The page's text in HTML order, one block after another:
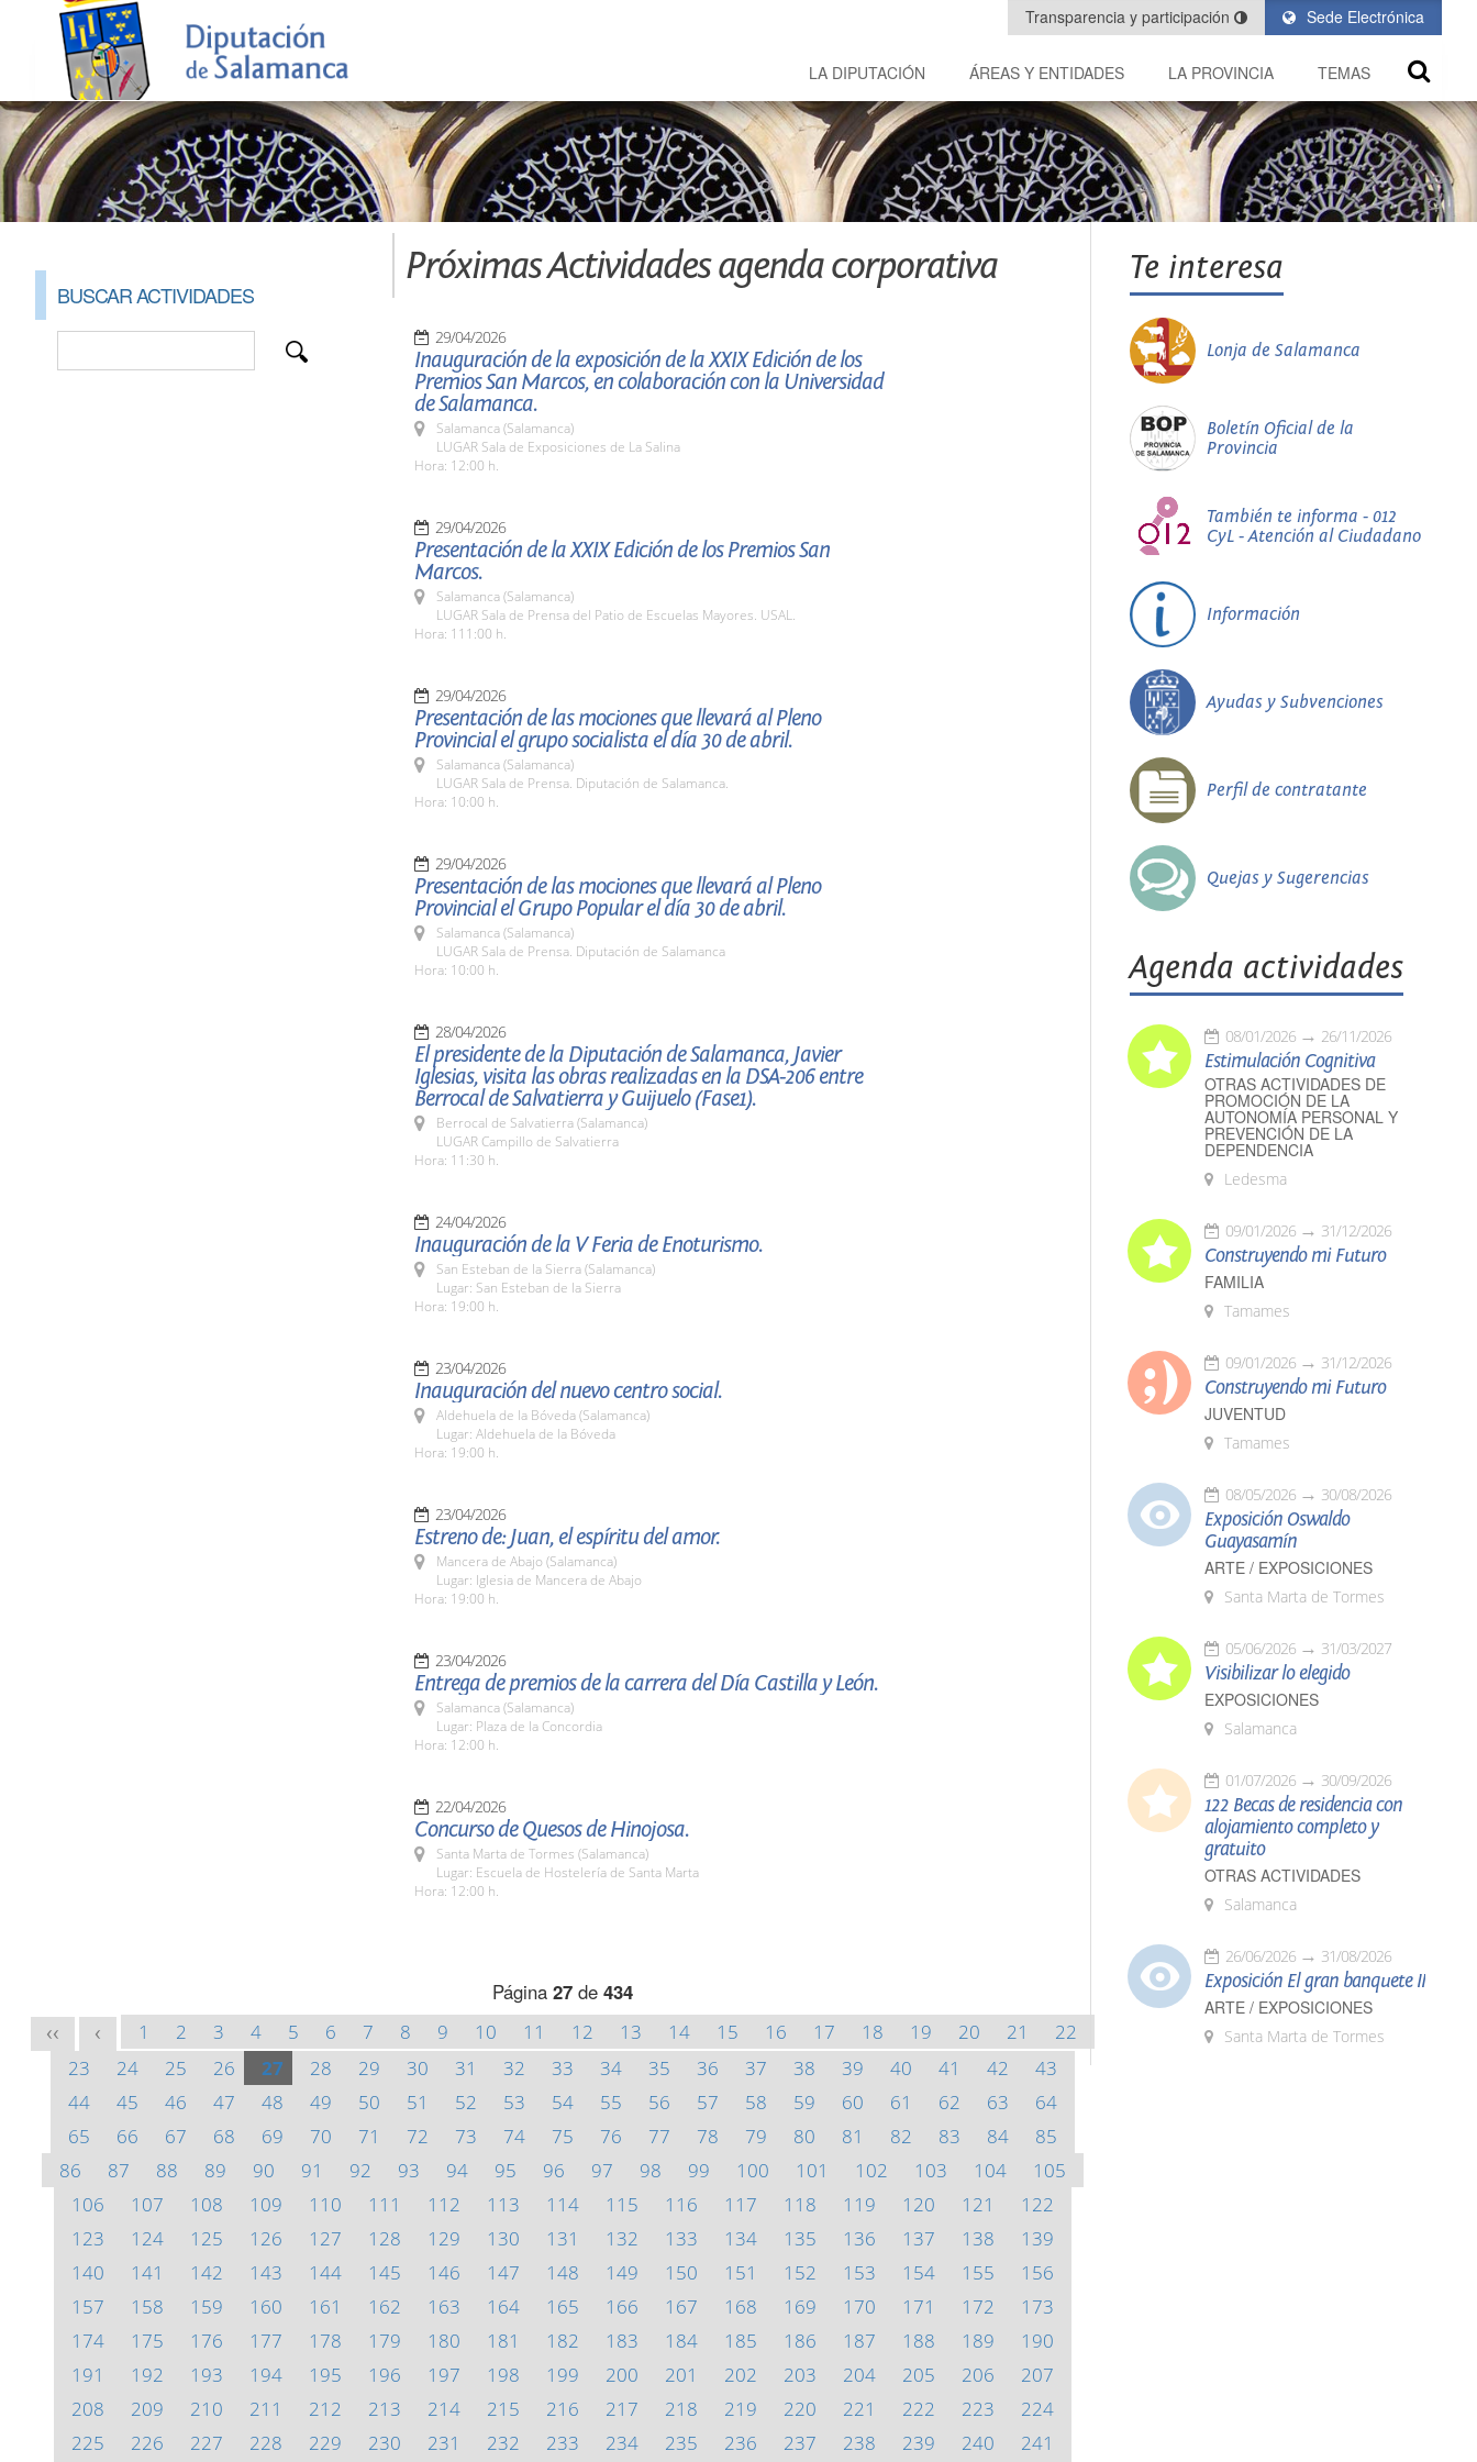
Sede Electrónica
Transparencia y participación
LA DIPUTACIÓN ÁREAS Y ENTIDADES LA PROVINCIA TEMAS
BUSCAR ACTIVIDADES
Próximas Actividades agenda corporativa
29/04/2026
Inauguración de la exposición de la XXIX Edición de los
Premios San Marcos, en colaboración con la Universidad
de Salamanca.
Salamanca (Salamanca)
LUGAR Sala de Exposiciones de La Salina
Hora: 12:00 h.
29/04/2026
Presentación de la XXIX Edición de los Premios San
Marcos.
Salamanca (Salamanca)
LUGAR Sala de Prensa del Patio de Escuelas Mayores. USAL.
Hora: 111:00 h.
29/04/2026
Presentación de las mociones que llevará al Pleno
Provincial el grupo socialista el día 30 de abril.
Salamanca (Salamanca)
LUGAR Sala de Prensa. Diputación de Salamanca.
Hora: 10:00 h.
29/04/2026
Presentación de las mociones que llevará al Pleno
Provincial el Grupo Popular el día 30 de abril.
Salamanca (Salamanca)
LUGAR Sala de Prensa. Diputación de Salamanca
Hora: 10:00 h.
28/04/2026
El presidente de la Diputación de Salamanca, Javier
Iglesias, visita las obras realizadas en la DSA-206 entre
Berrocal de Salvatierra y Guijuelo (Fase1).
Berrocal de Salvatierra (Salamanca)
LUGAR Campillo de Salvatierra
Hora: 11:30 h.
24/04/2026
Inauguración de la V Feria de Enoturismo.
San Esteban de la Sierra (Salamanca)
Lugar: San Esteban de la Sierra
Hora: 19:00 h.
23/04/2026
Inauguración del nuevo centro social.
Aldehuela de la Bóveda (Salamanca)
Lugar: Aldehuela de la Bóveda
Hora: 19:00 h.
23/04/2026
Estreno de: Juan, el espíritu del amor.
Mancera de Abajo (Salamanca)
Lugar: Iglesia de Mancera de Abajo
Hora: 19:00 h.
23/04/2026
Entrega de premios de la carrera del Día Castilla y León.
Salamanca (Salamanca)
Lugar: Plaza de la Concordia
Hora: 12:00 h.
22/04/2026
Concurso de Quesos de Hinojosa.
Santa Marta de Tormes (Salamanca)
Lugar: Escuela de Hostelería de Santa Marta
Hora: 12:00 h.
Página 27 de 434
<< < 1 2 3 4 5 6 7 8 9 10 11 12 13 14 15 16 17 18 19 20 21
22
23
24 25 26 27 28 29 30 31 32 33 34 35 36 37 38 39 40 41 42
43
44
45 46 47 48 49 50 51 52 53 54 55 56 57 58 59 60 61 62 63
64
65
66 67 68 69 70 71 72 73 74 75 76 77 78 79 80 81 82 83 84
85
86
87 88 89 90 91 92 93 94 95 96 97 98 99 100 101 102 103 104
105
106
107 108 109 110 111 112 113 114 115 116 117 118 119 120 121
122
123
124 125 126 127 128 129 130 131 132 133 134 135 136 137 138
139
140
141 142 143 144 145 146 147 148 149 150 151 152 153 154 155
156
157
158 159 160 161 162 163 164 165 166 167 168 169 170 171 172
173
174
175 176 177 178 179 180 181 182 183 184 185 186 187 188 189
190
191
192 193 194 195 196 197 198 199 200 201 202 203 204 205 206
207
208
209 210 211 212 213 214 215 216 217 218 219 220 221 222 223
224
225
226 227 228 229 230 231 232 233 234 235 236 237 238 239 240 241
Te interesa
Lonja de Salamanca
Boletín Oficial de la
Provincia
También te informa - 012
CyL - Atención al Ciudadano
Información
Ayudas y Subvenciones
Perfil de contratante
Quejas y Sugerencias
Agenda actividades
08/01/2026 26/11/2026
Estimulación Cognitiva
OTRAS ACTIVIDADES DE
PROMOCIÓN DE LA
AUTONOMÍA PERSONAL Y
PREVENCIÓN DE LA
DEPENDENCIA
Ledesma
09/01/2026 31/12/2026
Construyendo mi Futuro
FAMILIA
Tamames
09/01/2026 31/12/2026
Construyendo mi Futuro
JUVENTUD
Tamames
08/05/2026 30/08/2026
Exposición Oswaldo
Guayasamín
ARTE / EXPOSICIONES
Santa Marta de Tormes
05/06/2026 31/03/2027
Visibilizar lo elegido
EXPOSICIONES
Salamanca
01/07/2026 30/09/2026
122 Becas de residencia con
alojamiento completo y
gratuito
OTRAS ACTIVIDADES
Salamanca
26/06/2026 31/08/2026
Exposición El gran banquete II
ARTE / EXPOSICIONES
Santa Marta de Tormes